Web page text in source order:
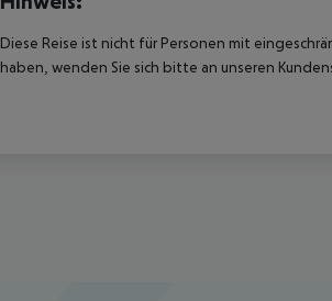
Diese Reise ist nicht für Personen mit
haben, wenden Sie sich bitte an unseren